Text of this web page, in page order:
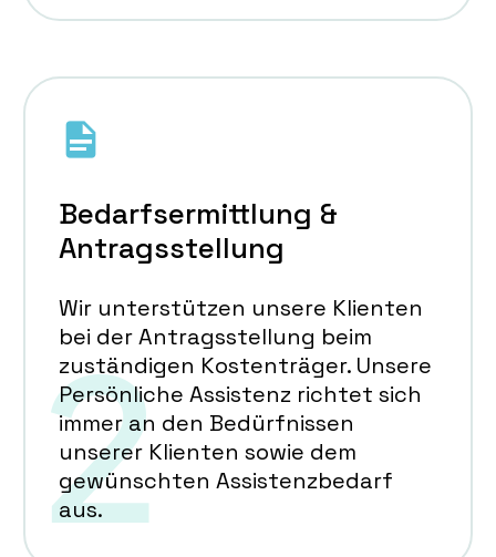
Bedarfsermittlung &
Antragsstellung
Wir unterstützen unsere Klienten
bei der Antragsstellung beim
zuständigen Kostenträger. Unsere
Persönliche Assistenz richtet sich
immer an den Bedürfnissen
unserer Klienten sowie dem
gewünschten Assistenzbedarf
aus.